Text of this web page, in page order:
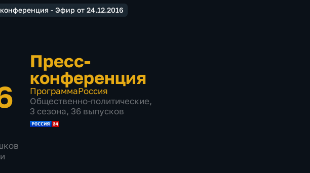
- Эфир от 24.12.2016
Пресс-
конференция
ПрограммаРоссия
Общественно-политические,
3 сезона, 36 выпусков